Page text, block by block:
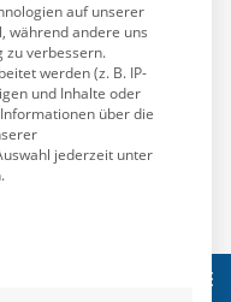
auf unserer
während andere uns
zu verbessern.
werden (z. B. IP-
und Inhalte oder
über die
jederzeit unter
für die eine